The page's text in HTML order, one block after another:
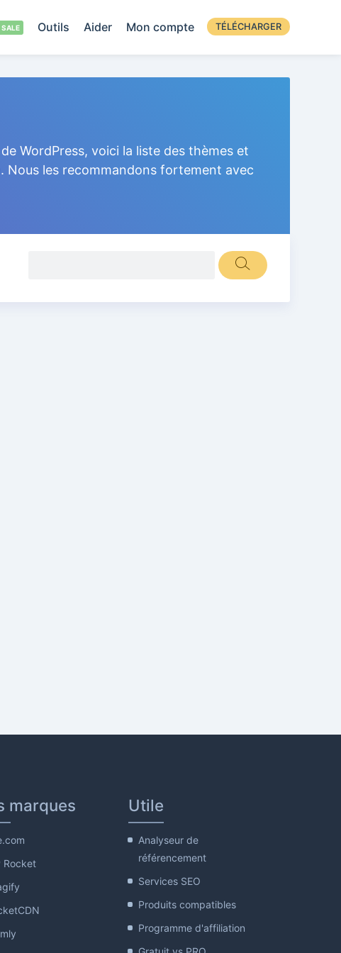
Outils Aider Mon compte TÉLÉCHARGER
WordPress, voici la liste des thèmes et
les recommandons fortement avec
marques
Rocket
Utile
Analyseur de
référencement
Services SEO
Produits compatibles
Programme d'affiliation